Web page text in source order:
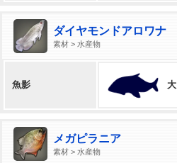
ダイヤモンドアロワナ
素材 > 水産物
魚影 大
メガピラニア
素材 > 水産物